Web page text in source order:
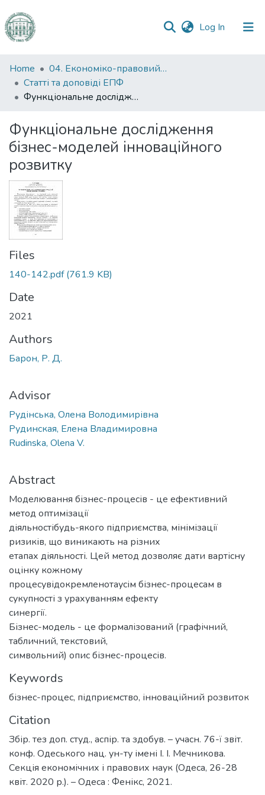
Log In (current)
Communities
&
Collections
Statistics
Home
04. Економіко-правовий факультет
Статті та доповіді ЕПФ
Функціональне дослідження бізнес-моделей інноваційного розвитку
Функціональне дослідження
бізнес-моделей інноваційного
розвитку
Files
140-142.pdf(761.9 KB)
Date
2021
Authors
Барон, Р. Д.
Advisor
Рудінська, Олена Володимирівна
Рудинская, Елена Владимировна
Rudinska, Olena V.
Abstract
Моделювання бізнес-процесів - це ефективний
метод оптимізації
діяльностібудь-якого підприємства, мінімізації
ризиків, що виникають на різних
етапах діяльності. Цей метод дозволяє дати вартісну
оцінку кожному
процесувідокремленотаусім бізнес-процесам в
сукупності з урахуванням ефекту
синергії.
Бізнес-модель - це формалізований (графічний,
табличний, текстовий,
символьний) опис бізнес-процесів.
Keywords
бізнес-процес, підприємство, інноваційний розвиток
Citation
Збір. тез доп. студ., аспір. та здобув. – учасн. 76-ї звіт.
конф. Одеського нац. ун-ту імені І. І. Мечникова.
Секція економічних і правових наук (Одеса, 26-28
квіт. 2020 р.). – Одеса : Фенікс, 2021.